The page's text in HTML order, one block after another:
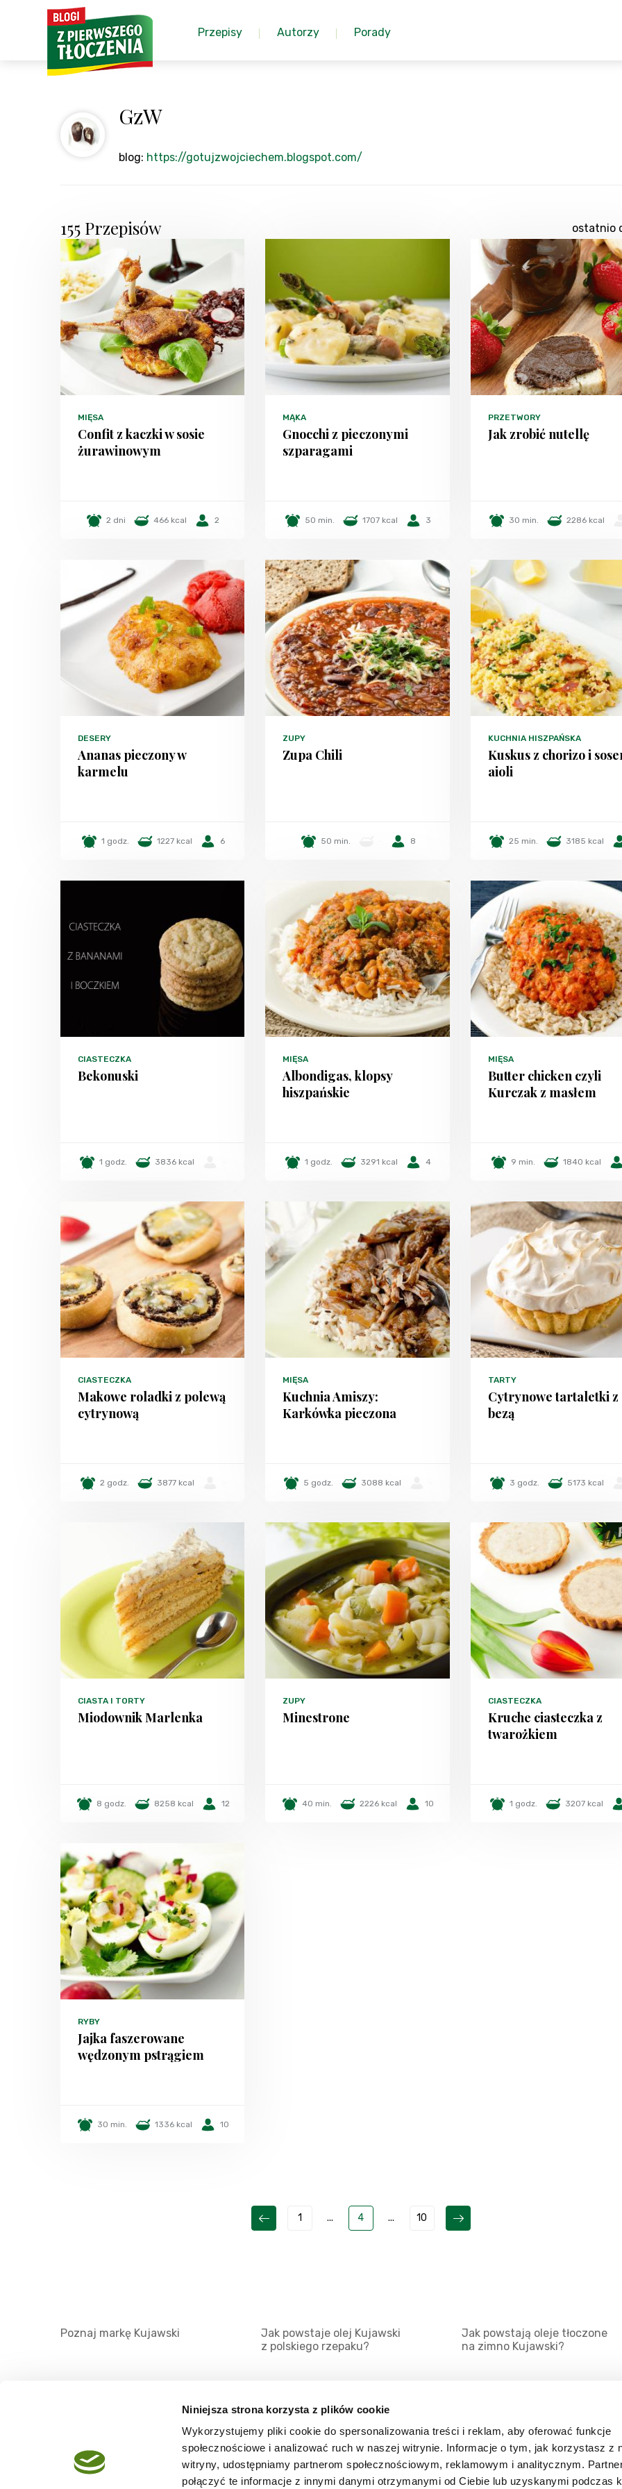
Niniejsza strona korzysta z plików cookie
Wykorzystujemy pliki cookie do spersonalizowania treści i reklam, aby oferować funkcje
społecznościowe i analizować ruch w naszej witrynie. Informacje o tym, jak korzystasz z
witryny, udostępniamy partnerom społecznościowym, reklamowym i analitycznym.
połączyć te informacje z innymi danymi otrzymanymi od Ciebie lub uzyskanymi podczas
Przepisy Autorzy Porady
GzW
blog: https://gotujzwojciechem.blogspot.com/
155 Przepisów ostatnio
MIĘSA
Confit z kaczki w sosie
żurawinowym
2 dni 466 kcal 2
MĄKA
Gnocchi z pieczonymi
szparagami
50 min. 1707 kcal 3
PRZETWORY
Jak zrobić nutellę
30 min. 2286 kcal
DESERY
Ananas pieczony w
karmelu
1 godz. 1227 kcal 6
ZUPY
Zupa Chili
50 min. 8
KUCHNIA HISZPAŃSKA
Kuskus z chorizo i
aioli
25 min. 3185 kcal
CIASTECZKA
Bekonuski
1 godz. 3836 kcal
MIĘSA
Albondigas, klopsy
hiszpańskie
1 godz. 3291 kcal 4
MIĘSA
Butter chicken czyli
Kurczak z masłem
9 min. 1840 kcal
CIASTECZKA
Makowe roladki z polewą
cytrynową
2 godz. 3877 kcal
MIĘSA
Kuchnia Amiszy:
Karkówka pieczona
5 godz. 3088 kcal
TARTY
Cytrynowe tartaletki z
bezą
3 godz. 5173 kcal
CIASTA I TORTY
Miodownik Marlenka
8 godz. 8258 kcal 12
ZUPY
Minestrone
40 min. 2226 kcal 10
CIASTECZKA
Kruche ciasteczka z
twarożkiem
1 godz. 3207 kcal
RYBY
Jajka faszerowane
wędzonym pstrągiem
30 min. 1336 kcal 10
1 ... 4 ... 10
Poznaj markę Kujawski
Jak powstaje olej Kujawski
z polskiego rzepaku?
Jak powstają oleje tłoczone
na zimno Kujawski?
Regulamin
Mapa serwisu
Kanały RSS